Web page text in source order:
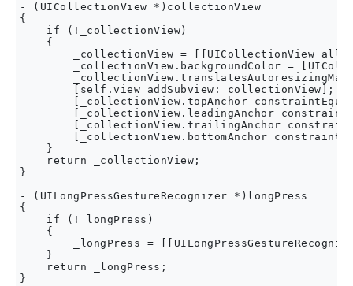
- (UICollectionView *)collectionView
{
    if (!_collectionView)
    {
_collectionView = [[UICollectionView
_collectionView.backgroundColor =
        [self.view addSubview:_collectionView];
[_collectionView.topAnchor
[_collectionView.leadingAnchor
[_collectionView.trailingAnchor
[_collectionView.bottomAnchor
    }
    return _collectionView;
}
- (UILongPressGestureRecognizer *)longPress
{
    if (!_longPress)
    {
_longPress =
    }
    return _longPress;
}